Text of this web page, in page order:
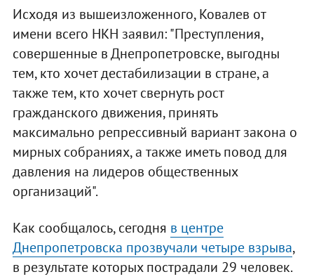
Исходя из вышеизложенного, Ковалев от
имени всего НКН заявил: "Преступления,
совершенные в Днепропетровске, выгодны
тем, кто хочет дестабилизации в стране, а
также тем, кто хочет свернуть рост
гражданского движения, принять
максимально репрессивный вариант закона о
мирных собраниях, а также иметь повод для
давления на лидеров общественных
организаций".
Как сообщалось, сегодня в центре
Днепропетровска прозвучали четыре взрыва,
в результате которых пострадали 29 человек.